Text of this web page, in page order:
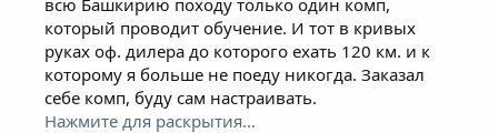
который проводит обучение. И тот в кривых
руках оф. дилера до которого ехать 120 км. и к
которому я больше не поеду никогда. Заказал
себе комп, буду сам настраивать.
Нажмите для раскрытия...